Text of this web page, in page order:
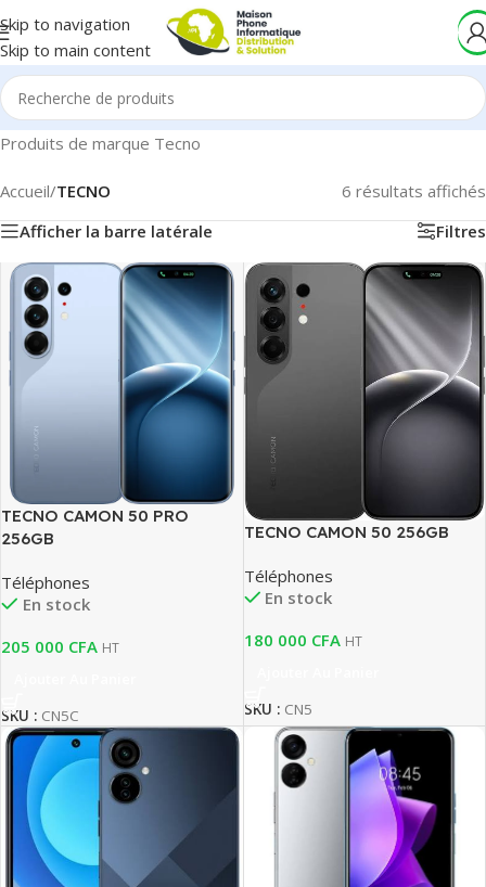
Skip to navigation
Skip to main content
Produits de marque Tecno
Accueil/TECNO
6 résultats affichés
Afficher la barre latérale
Filtres
TECNO CAMON 50 PRO
256GB
Téléphones
En stock
205 000 CFA HT
SKU : CN5C
TECNO CAMON 50 256GB
Téléphones
En stock
180 000 CFA HT
SKU : CN5